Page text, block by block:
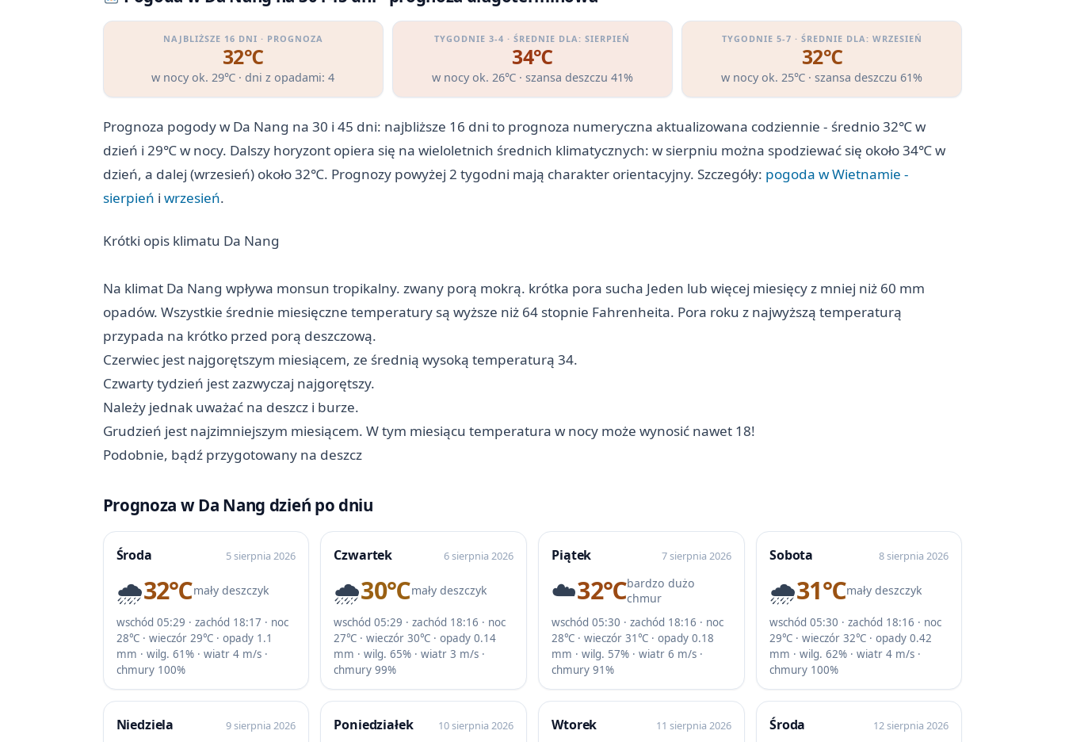
NAJBLIŻSZE 16 DNI · PROGNOZA
32℃
w nocy ok. 29℃ · dni z opadami: 4
TYGODNIE 3-4 · ŚREDNIE DLA: SIERPIEŃ
34℃
w nocy ok. 26℃ · szansa deszczu 41%
TYGODNIE 5-7 · ŚREDNIE DLA: WRZESIEŃ
32℃
w nocy ok. 25℃ · szansa deszczu 61%
Prognoza pogody w Da Nang na 30 i 45 dni: najbliższe 16 dni to prognoza numeryczna aktualizowana codziennie - średnio 32℃ w
dzień i 29℃ w nocy. Dalszy horyzont opiera się na wieloletnich średnich klimatycznych: w sierpniu można spodziewać się około 34℃ w
dzień, a dalej (wrzesień) około 32℃. Prognozy powyżej 2 tygodni mają charakter orientacyjny. Szczegóły: pogoda w Wietnamie -
sierpień i wrzesień.
Krótki opis klimatu Da Nang
Na klimat Da Nang wpływa monsun tropikalny. zwany porą mokrą. krótka pora sucha Jeden lub więcej miesięcy z mniej niż 60 mm
opadów. Wszystkie średnie miesięczne temperatury są wyższe niż 64 stopnie Fahrenheita. Pora roku z najwyższą temperaturą
przypada na krótko przed porą deszczową.
Czerwiec jest najgorętszym miesiącem, ze średnią wysoką temperaturą 34.
Czwarty tydzień jest zazwyczaj najgorętszy.
Należy jednak uważać na deszcz i burze.
Grudzień jest najzimniejszym miesiącem. W tym miesiącu temperatura w nocy może wynosić nawet 18!
Podobnie, bądź przygotowany na deszcz
Prognoza w Da Nang dzień po dniu
Środa 5 sierpnia 2026
🌧️32℃mały deszczyk
wschód 05:29 · zachód 18:17 · noc
28℃ · wieczór 29℃ · opady 1.1
mm · wilg. 61% · wiatr 4 m/s ·
chmury 100%
Czwartek 6 sierpnia 2026
🌧️30℃mały deszczyk
wschód 05:29 · zachód 18:16 · noc
27℃ · wieczór 30℃ · opady 0.14
mm · wilg. 65% · wiatr 3 m/s ·
chmury 99%
Piątek 7 sierpnia 2026
☁️32℃bardzo dużo
chmur
wschód 05:30 · zachód 18:16 · noc
28℃ · wieczór 31℃ · opady 0.18
mm · wilg. 57% · wiatr 6 m/s ·
chmury 91%
Sobota 8 sierpnia 2026
🌧️31℃mały deszczyk
wschód 05:30 · zachód 18:16 · noc
29℃ · wieczór 32℃ · opady 0.42
mm · wilg. 62% · wiatr 4 m/s ·
chmury 100%
Niedziela 9 sierpnia 2026 Poniedziałek 10 sierpnia 2026 Wtorek 11 sierpnia 2026 Środa 12 sierpnia 2026